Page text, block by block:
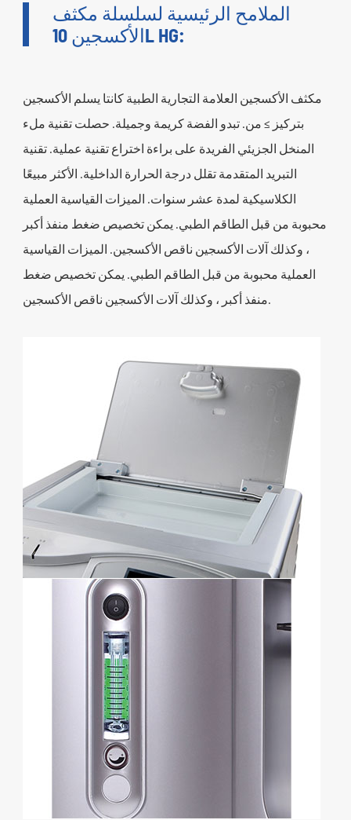
الملامح الرئيسية لسلسلة مكثف
الأكسجين 10L HG:
مكثف الأكسجين العلامة التجارية الطبية كانتا يسلم الأكسجين
بتركيز ≥ من. تبدو الفضة كريمة وجميلة. حصلت تقنية ملء
المنخل الجزيئي الفريدة على براءة اختراع تقنية عملية. تقنية
التبريد المتقدمة تقلل درجة الحرارة الداخلية. الأكثر مبيعًا
الكلاسيكية لمدة عشر سنوات. الميزات القياسية العملية
محبوبة من قبل الطاقم الطبي. يمكن تخصيص ضغط منفذ أكبر
، وكذلك آلات الأكسجين ناقص الأكسجين. الميزات القياسية
العملية محبوبة من قبل الطاقم الطبي. يمكن تخصيص ضغط
منفذ أكبر ، وكذلك آلات الأكسجين ناقص الأكسجين.